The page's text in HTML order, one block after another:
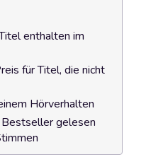
enthalten im
für Titel, die nicht
Hörverhalten
gelesen